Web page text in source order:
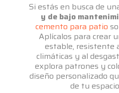
Si estás en busca de
y de bajo
cemento para patio
Aplícalos para crear
estable, resistente
climáticas y al
explora patrones y
diseño personalizado
de tu